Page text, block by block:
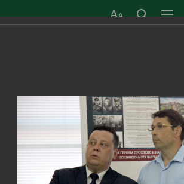
САМОУПРАВЛЕНИЯ
г. Радужный, 1 квартал, д.55
Адрес здания администрации
radugn@avo.ru
Электронная почта